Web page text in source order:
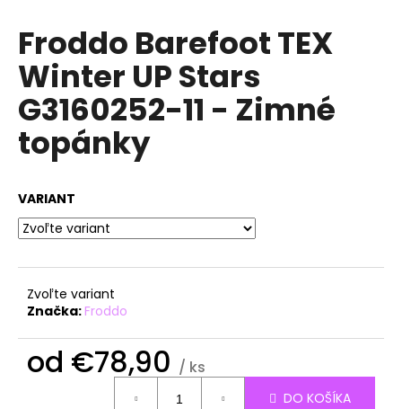
Froddo Barefoot TEX
Winter UP Stars
G3160252-11 - Zimné
topánky
VARIANT
Zvoľte variant
Značka:Froddo
od €78,90 / ks
DO KOŠÍKA
j
s
ť
?
O
d
o